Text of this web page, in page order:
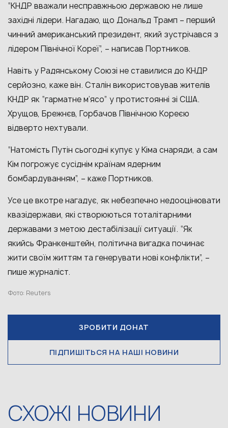
“КНДР вважали несправжньою державою не лише
західні лідери. Нагадаю, що Дональд Трамп – перший
чинний американський президент, який зустрічався з
лідером Північної Кореї”, – написав Портников.
Навіть у Радянському Союзі не ставилися до КНДР
серйозно, каже він. Сталін використовував жителів
КНДР як “гарматне м’ясо” у протистоянні зі США.
Хрущов, Брежнєв, Горбачов Північною Кореєю
відверто нехтували.
“Натомість Путін сьогодні купує у Кіма снаряди, а сам
Кім погрожує сусіднім країнам ядерним
бомбардуванням”, – каже Портников.
Усе це вкотре нагадує, як небезпечно недооцінювати
квазідержави, які створюються тоталітарними
державами з метою дестабілізації ситуації. “Як
якийсь Франкенштейн, політична вигадка починає
жити своїм життям та генерувати нові конфлікти”, –
пише журналіст.
Фото: Reuters
ЗРОБИТИ ДОНАТ
ПІДПИШІТЬСЯ НА НАШІ НОВИНИ
СХОЖІ НОВИНИ